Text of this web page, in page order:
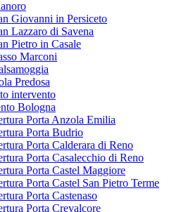
Giovanni in Persiceto
Lazzaro di Savena
Pietro in Casale
Marconi
Predosa
intervento
Bologna
Porta Anzola Emilia
Porta Budrio
Porta Calderara di Reno
Porta Casalecchio di Reno
Porta Castel Maggiore
Porta Castel San Pietro Terme
Porta Castenaso
Porta Crevalcore